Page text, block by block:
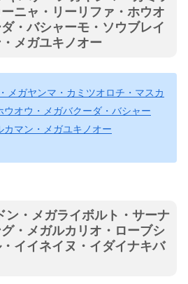
ニャ・リーリファ・ホウオ
・バシャーモ・ソウブレイ
メガユキノオー
メガヤンマ・カミツオロチ・マスカ
ウオウ・メガバクーダ・バシャー
マン・メガユキノオー
ン・メガライボルト・サーナ
・メガルカリオ・ローブシ
イイネイヌ・イダイナキバ